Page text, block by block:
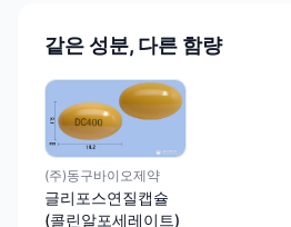
같은 성분, 다른 함량
(주)동구바이오제약
글리포스연질캡슐
(콜린알포세레이트)